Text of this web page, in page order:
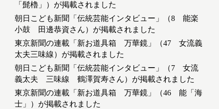
「髭櫓」）が掲載されました
朝日こども新聞「伝統芸能インタビュー」（8 能楽
小鼓 田邊恭資さん）が掲載されました
東京新聞の連載「新お道具箱 万華鏡」（47 女流義
太夫三味線）が掲載されました
朝日こども新聞「伝統芸能インタビュー」（7 女流
義太夫 三味線 鶴澤賀寿さん）が掲載されました
東京新聞の連載「新お道具箱 万華鏡」（46 能「海
士」）が掲載されました